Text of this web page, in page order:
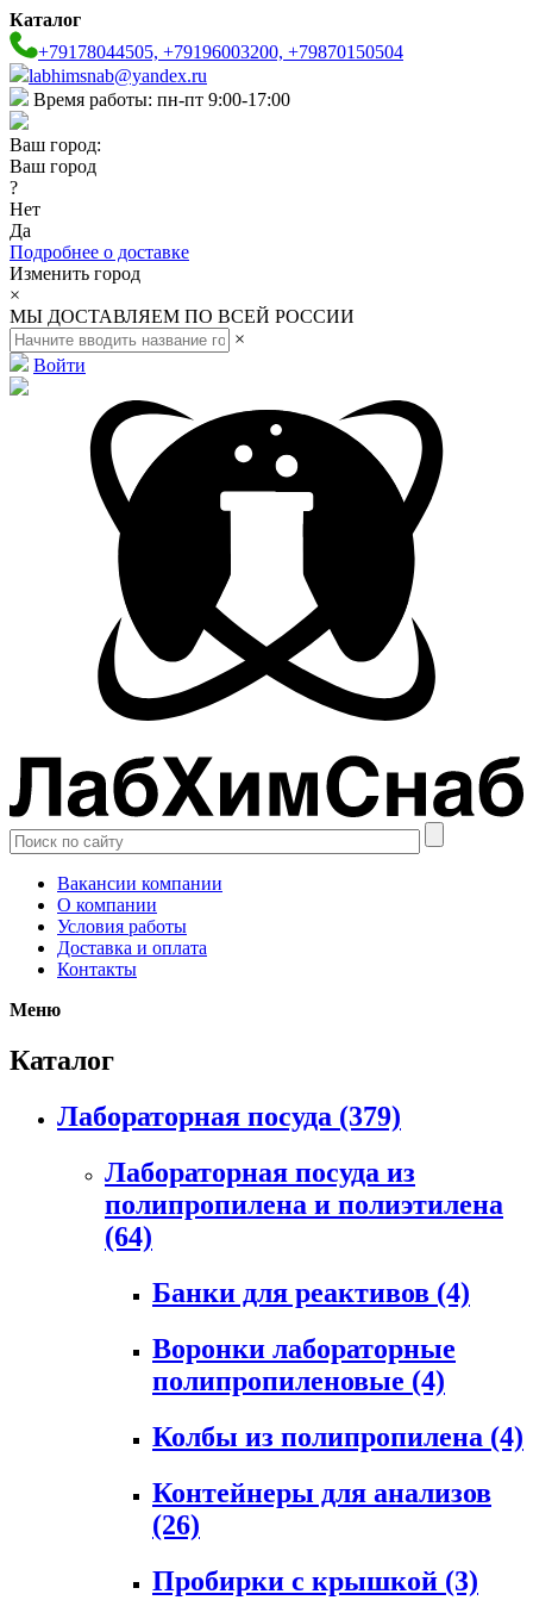
Каталог
+79178044505, +79196003200, +79870150504
labhimsnab@yandex.ru
Время работы: пн-пт 9:00-17:00
Ваш город:
Ваш город
?
Нет
Да
Подробнее о доставке
Изменить город
×
МЫ ДОСТАВЛЯЕМ ПО ВСЕЙ РОССИИ
×
Войти
Вакансии компании
О компании
Условия работы
Доставка и оплата
Контакты
Меню
Каталог
Лабораторная посуда (379)
Лабораторная посуда из
полипропилена и полиэтилена
(64)
Банки для реактивов (4)
Воронки лабораторные
полипропиленовые (4)
Колбы из полипропилена (4)
Контейнеры для анализов
(26)
Пробирки с крышкой (3)